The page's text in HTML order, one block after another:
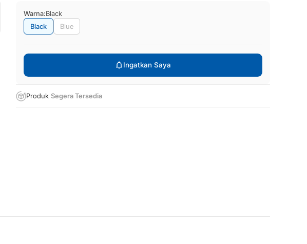
Warna:Black
Black
Blue
Ingatkan Saya
Produk Segera Tersedia